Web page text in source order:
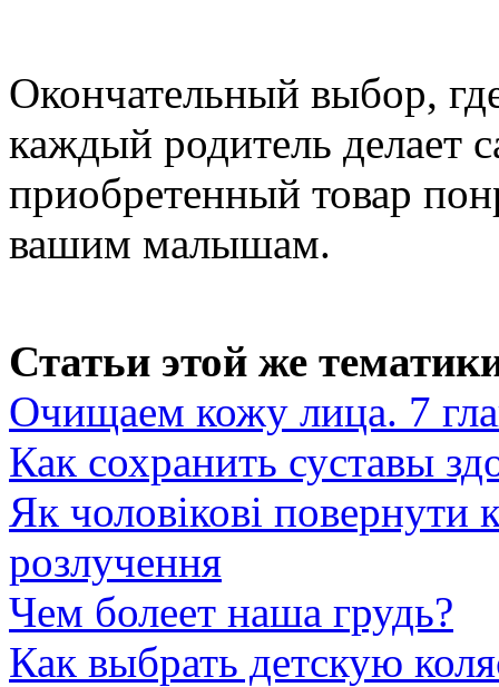
Окончательный выбор,
каждый родитель делает
приобретенный товар
вашим малышам.
Статьи этой же
Очищаем кожу лица. 7
Как сохранить суставы
Як чоловікові
розлучення
Чем болеет наша грудь?
Как выбрать детскую